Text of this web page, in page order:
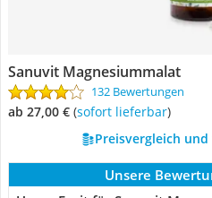
Sanuvit Magnesiummalat
132 Bewertungen
ab 27,00 € ( Sofort lieferbar)
Preisvergleich
Unsere